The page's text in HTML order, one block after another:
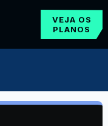
VEJA OS
PLANOS